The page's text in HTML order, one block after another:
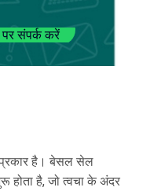
संपर्क करें
प्रकार है। बेसल सेल
होता है, जो त्वचा के अंदर